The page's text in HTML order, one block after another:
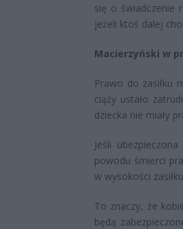
się o świadczenie
jeżeli ktoś dalej
Macierzyński w
Prawo do zasiłku
ciąży ustało
dziecka nie miały
Jeśli
powodu śmierci
w wysokości
To znaczy, że
będą